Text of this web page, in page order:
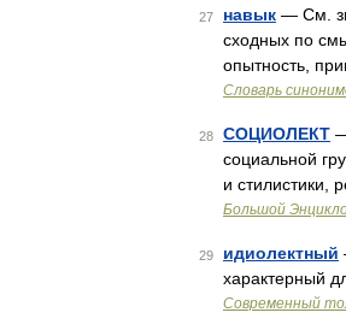
27 навык — См.
сходных по
опытность,
Словарь
28 СОЦИОЛЕКТ
социальной
и стилистики,
Большой
29 идиолектный
характерный
Современный